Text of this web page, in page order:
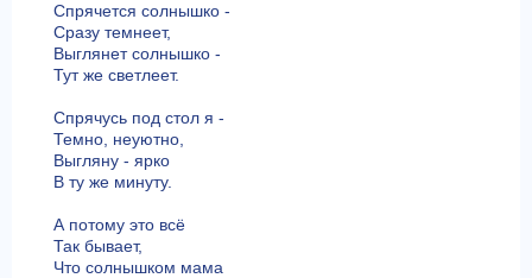
Спрячется солнышко -
Сразу темнеет,
Выглянет солнышко -
Тут же светлеет.
Спрячусь под стол я -
Темно, неуютно,
Выгляну - ярко
В ту же минуту.
А потому это всё
Так бывает,
Что солнышком мама